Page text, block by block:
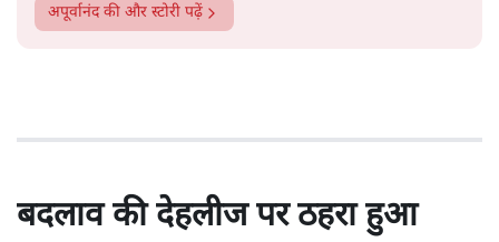
अपूर्वानंदकी और स्टोरी पढ़ें
बदलाव की देहलीज पर ठहरा हुआ